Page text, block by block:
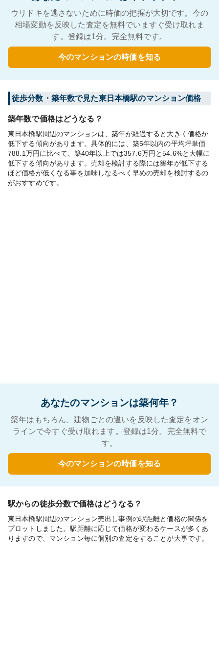
ウリドキを逃さないために時価の把握が大切です。今の
相場変動を反映した査定を無料でいますぐ受け取れま
す。登録は1分。完全無料です。
今のマンションの時価を知る
徒歩分数・築年数で見た東日本橋駅のマンション価格
築年数で価格はどうなる？
東日本橋駅周辺のマンションは、築年が経過すると大きく価格が
低下する傾向があります。具体的には、築5年以内の平均坪単価
788.1万円に比べて、築40年以上では357.6万円と54.6%と大幅に
低下する傾向があります。売却を検討する際には築年が低下する
ほど価格が低くなる事を加味しなるべく早めの売却を検討するの
がおすすめです。
あなたのマンションは築何年？
築年はもちろん、建物ごとの違いを反映した査定をオン
ラインで今すぐ受け取れます。登録は1分。完全無料で
す。
今のマンションの時価を知る
駅からの徒歩分数で価格はどうなる？
東日本橋駅周辺のマンション売出し事例の駅距離と価格の関係を
プロットしました。駅距離に応じて価格が変わるケースが多くあ
りますので、マンション毎に個別の査定をすることが大事です。